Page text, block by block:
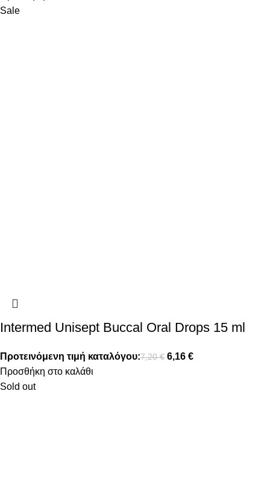
Sale
Intermed Unisept Buccal Oral Drops 15 ml
Προτεινόμενη τιμή καταλόγου:7,20€ 6,16 €
Προσθήκη στο καλάθι
Sold out